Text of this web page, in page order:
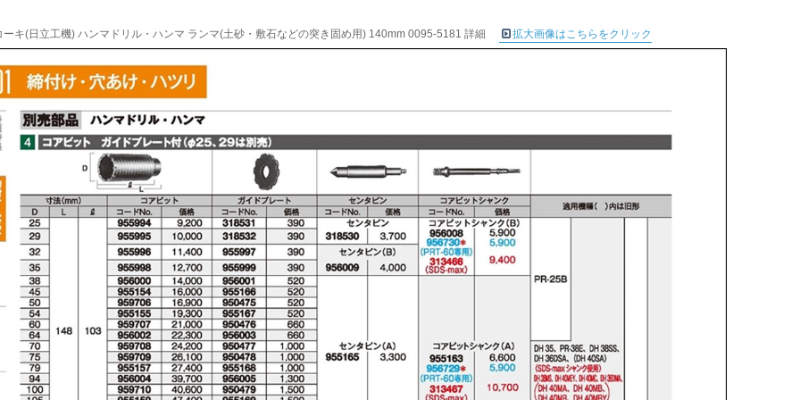
ーキ(日立工機) ハンマドリル・ハンマ ランマ(土砂・敷石などの突き固め用) 140mm 0095-5181 詳細 拡大画像はこちらをクリック